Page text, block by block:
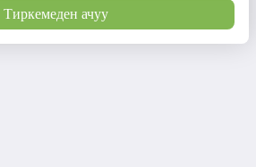
Тиркемеден ачуу